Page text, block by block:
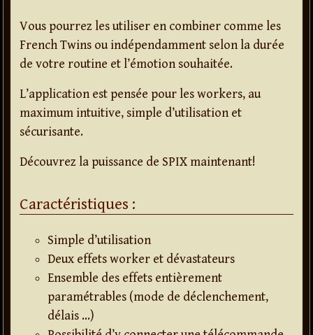
Vous pourrez les utiliser en combiner comme les
French Twins ou indépendamment selon la durée
de votre routine et l’émotion souhaitée.
L’application est pensée pour les workers, au
maximum intuitive, simple d’utilisation et
sécurisante.
Découvrez la puissance de SPIX maintenant!
Caractéristiques :
Simple d’utilisation
Deux effets worker et dévastateurs
Ensemble des effets entièrement
paramétrables (mode de déclenchement,
délais …)